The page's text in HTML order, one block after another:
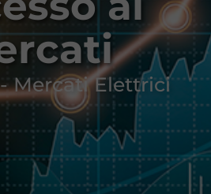
Mercati Elettrici